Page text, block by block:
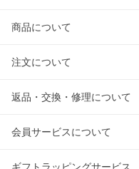
商品について
注文について
返品・交換・修理について
会員サービスについて